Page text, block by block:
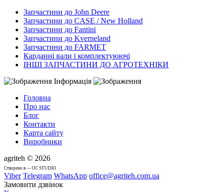
Запчастини до John Deere
Запчастини до CASE / New Holland
Запчастини до Fantini
Запчастини до Kverneland
Запчастини до FARMET
Карданні вали і комплектуюючі
ІНШІ ЗАПЧАСТИНИ ДО АГРОТЕХНІКИ
Інформація
Головна
Про нас
Блог
Контакти
Карта сайту
Виробники
agriteh © 2026
Cтворено в — OC STUDIO
Viber Telegram WhatsApp office@agriteh.com.ua
Замовити дзвінок